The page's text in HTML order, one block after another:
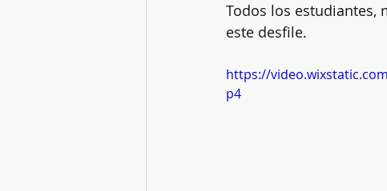
Todos los estudiantes,
este desfile.
https://
p4